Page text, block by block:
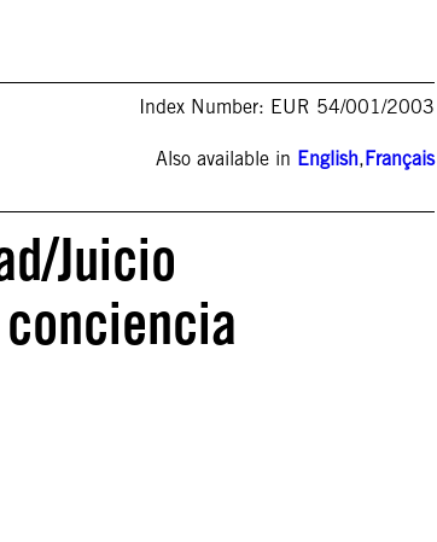
Index Number: EUR 54/001/2003
Also available in English,Français
Juicio